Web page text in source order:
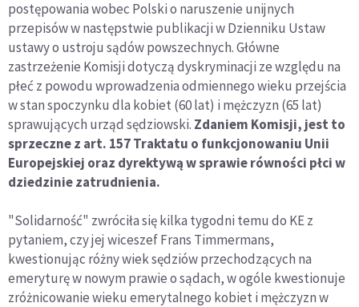
postępowania wobec Polski o naruszenie unijnych
przepisów w następstwie publikacji w Dzienniku Ustaw
ustawy o ustroju sądów powszechnych. Główne
zastrzeżenie Komisji dotyczą dyskryminacji ze względu na
płeć z powodu wprowadzenia odmiennego wieku przejścia
w stan spoczynku dla kobiet (60 lat) i mężczyzn (65 lat)
sprawujących urząd sędziowski. Zdaniem Komisji, jest to
sprzeczne z art. 157 Traktatu o funkcjonowaniu Unii
Europejskiej oraz dyrektywą w sprawie równości płci w
dziedzinie zatrudnienia.
"Solidarność" zwróciła się kilka tygodni temu do KE z
pytaniem, czy jej wiceszef Frans Timmermans,
kwestionując różny wiek sędziów przechodzących na
emeryturę w nowym prawie o sądach, w ogóle kwestionuje
zróżnicowanie wieku emerytalnego kobiet i mężczyzn w